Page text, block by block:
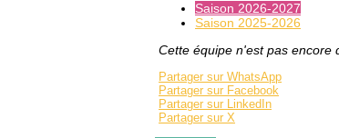
Saison 2026-2027
Saison 2025-2026
Cette équipe n'est pas encore
Partager sur WhatsApp
Partager sur Facebook
Partager sur LinkedIn
Partager sur X